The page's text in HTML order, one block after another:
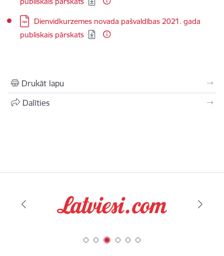
Lejupielādēt:
Dienvidkurzemes novada pašvaldības 2021. gada
publiskais pārskats
Drukāt lapu
Dalīties